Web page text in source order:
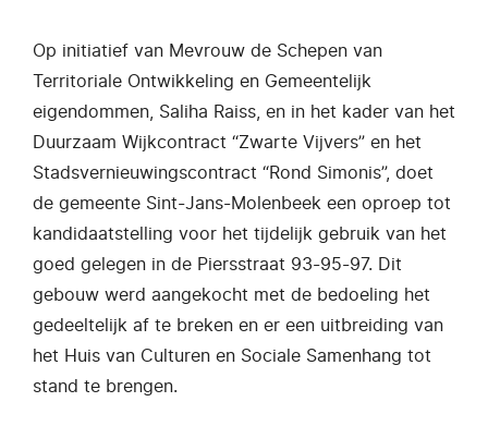
Op initiatief van Mevrouw de Schepen van
Territoriale Ontwikkeling en Gemeentelijk
eigendommen, Saliha Raiss, en in het kader van het
Duurzaam Wijkcontract “Zwarte Vijvers” en het
Stadsvernieuwingscontract “Rond Simonis”, doet
de gemeente Sint-Jans-Molenbeek een oproep tot
kandidaatstelling voor het tijdelijk gebruik van het
goed gelegen in de Piersstraat 93-95-97. Dit
gebouw werd aangekocht met de bedoeling het
gedeeltelijk af te breken en er een uitbreiding van
het Huis van Culturen en Sociale Samenhang tot
stand te brengen.